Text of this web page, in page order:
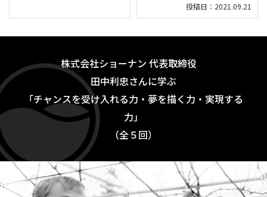
投稿日： 2021.09.21
株式会社ショーナン 代表取締役
田中利忠さんに学ぶ
「チャンスを受け入れる力・夢を描く力・実現する
力」
（全５回）